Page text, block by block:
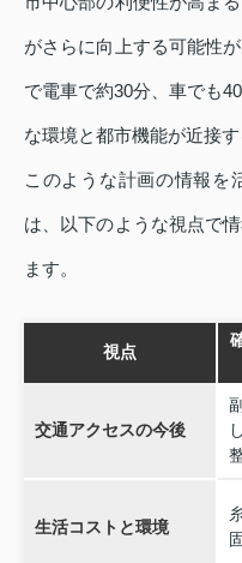
がさらに向上する可能性
で電車で約30分、車でも
な環境と都市機能が近接す
このような計画の情報を
は、以下のような視点で
ます。
視点
交通アクセスの今後
生活コストと環境